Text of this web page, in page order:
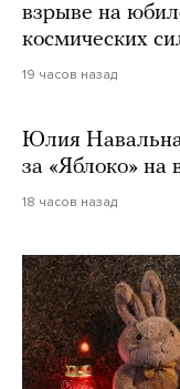
взрыве на
космических
19 часов назад
Юлия
за «Яблоко» на
18 часов назад